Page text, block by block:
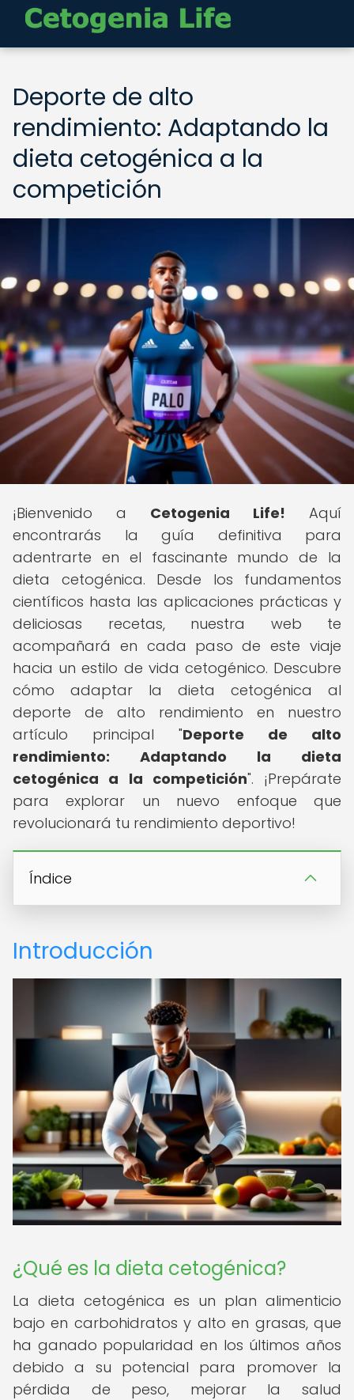
Deporte de alto
rendimiento: Adaptando la
dieta cetogénica a la
competición
¡Bienvenido a Cetogenia Life! Aquí
encontrarás la guía definitiva para
adentrarte en el fascinante mundo de la
dieta cetogénica. Desde los fundamentos
científicos hasta las aplicaciones prácticas y
deliciosas recetas, nuestra web te
acompañará en cada paso de este viaje
hacia un estilo de vida cetogénico. Descubre
cómo adaptar la dieta cetogénica al
deporte de alto rendimiento en nuestro
artículo principal "Deporte de alto
rendimiento: Adaptando la dieta
cetogénica a la competición". ¡Prepárate
para explorar un nuevo enfoque que
revolucionará tu rendimiento deportivo!
Índice
Introducción
¿Qué es la dieta cetogénica?
La dieta cetogénica es un plan alimenticio
bajo en carbohidratos y alto en grasas, que
ha ganado popularidad en los últimos años
debido a su potencial para promover la
pérdida de peso, mejorar la salud